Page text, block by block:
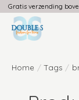
Gratis verzending
Home / Tags /